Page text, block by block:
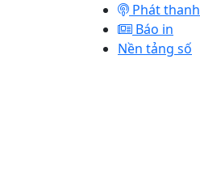
Phát thanh
Báo in
Nền tảng số